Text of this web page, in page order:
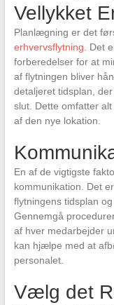
Vellykket
Planlægning er det
erhvervsflytning . Det
forberedelser for at
af flytningen bliver
detaljeret tidsplan,
slut. Dette omfatter
af den nye lokation.
En af de vigtigste
kommunikation. Det
flytningens tidsplan
Gennemgå
af hver medarbejder
kan hjælpe med at
personalet.
Vælg det